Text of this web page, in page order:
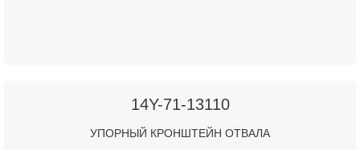
14Y-71-13110
УПОРНЫЙ КРОНШТЕЙН ОТВАЛА